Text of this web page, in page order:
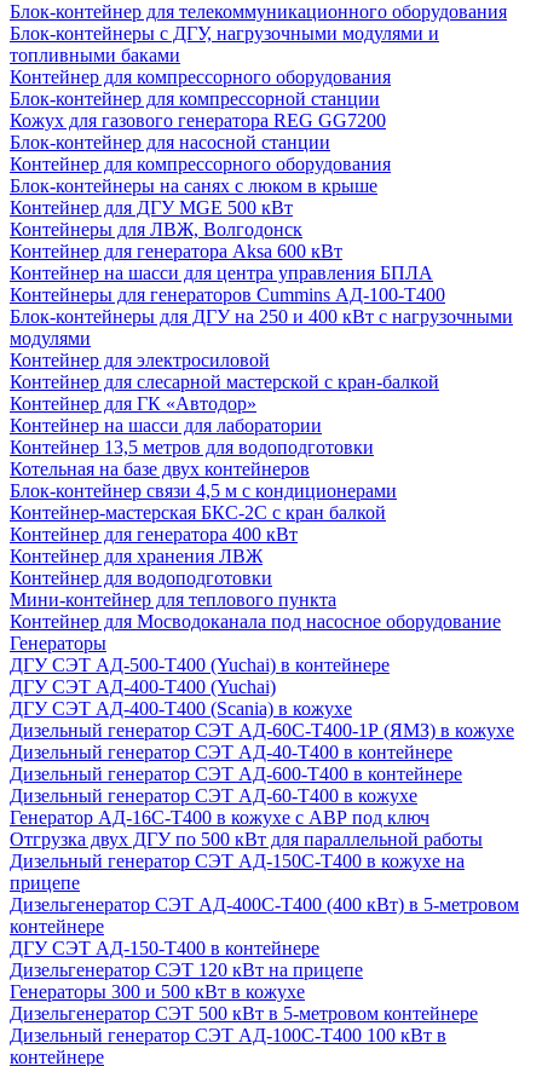
Блок-контейнер для телекоммуникационного оборудования
Блок-контейнеры с ДГУ, нагрузочными модулями и
топливными баками
Контейнер для компрессорного оборудования
Блок-контейнер для компрессорной станции
Кожух для газового генератора REG GG7200
Блок-контейнер для насосной станции
Контейнер для компрессорного оборудования
Блок-контейнеры на санях с люком в крыше
Контейнер для ДГУ MGE 500 кВт
Контейнеры для ЛВЖ, Волгодонск
Контейнер для генератора Aksa 600 кВт
Контейнер на шасси для центра управления БПЛА
Контейнеры для генераторов Cummins АД-100-Т400
Блок-контейнеры для ДГУ на 250 и 400 кВт с нагрузочными
модулями
Контейнер для электросиловой
Контейнер для слесарной мастерской с кран-балкой
Контейнер для ГК «Автодор»
Контейнер на шасси для лаборатории
Контейнер 13,5 метров для водоподготовки
Котельная на базе двух контейнеров
Блок-контейнер связи 4,5 м с кондиционерами
Контейнер-мастерская БКС-2С с кран балкой
Контейнер для генератора 400 кВт
Контейнер для хранения ЛВЖ
Контейнер для водоподготовки
Мини-контейнер для теплового пункта
Контейнер для Мосводоканала под насосное оборудование
Генераторы
ДГУ СЭТ АД-500-Т400 (Yuchai) в контейнере
ДГУ СЭТ АД-400-Т400 (Yuchai)
ДГУ СЭТ АД-400-Т400 (Scania) в кожухе
Дизельный генератор СЭТ АД-60С-Т400-1Р (ЯМЗ) в кожухе
Дизельный генератор СЭТ АД-40-Т400 в контейнере
Дизельный генератор СЭТ АД-600-Т400 в контейнере
Дизельный генератор СЭТ АД-60-Т400 в кожухе
Генератор АД-16С-Т400 в кожухе с АВР под ключ
Отгрузка двух ДГУ по 500 кВт для параллельной работы
Дизельный генератор СЭТ АД-150С-Т400 в кожухе на
прицепе
Дизельгенератор СЭТ АД-400С-Т400 (400 кВт) в 5-метровом
контейнере
ДГУ СЭТ АД-150-Т400 в контейнере
Дизельгенератор СЭТ 120 кВт на прицепе
Генераторы 300 и 500 кВт в кожухе
Дизельгенератор СЭТ 500 кВт в 5-метровом контейнере
Дизельный генератор СЭТ АД-100С-Т400 100 кВт в
контейнере